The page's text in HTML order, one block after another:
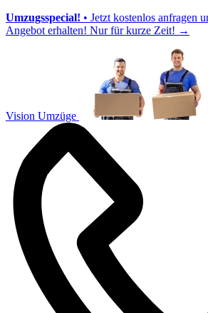
Umzugsspecial! • Jetzt kostenlos anfragen
Angebot erhalten! Nur für kurze Zeit! →
Vision Umzüge